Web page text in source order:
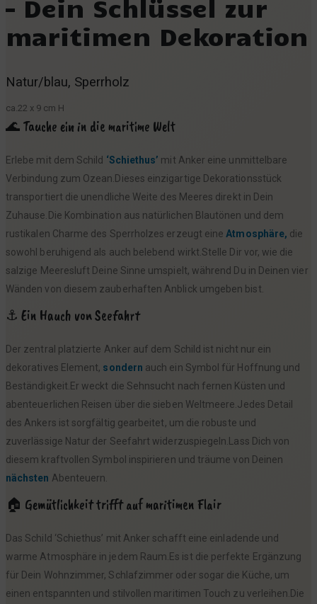
9
– Dein Schlüssel zur
maritimen Dekoration
Natur/blau, Sperrholz
ca.22 x 9 cm H
🌊 Tauche ein in die maritime Welt
Erlebe mit dem Schild ‘Schiethus’ mit Anker eine unmittelbare
Verbindung zum Ozean.Dieses einzigartige Dekorationsstück
transportiert die unendliche Weite des Meeres direkt in Dein
Zuhause.Die Kombination aus natürlichen Blautönen und dem
rustikalen Charme des Sperrholzes erzeugt eineAtmosphäre, die
sowohl beruhigend als auch belebend wirkt.Stelle Dir vor, wie die
salzige Meeresluft Deine Sinne umspielt, während Du in Deinen vier
Wänden von diesem zauberhaften Anblick umgeben bist.
⚓ Ein Hauch von Seefahrt
Der zentral platzierte Anker auf dem Schild ist nicht nur ein
dekoratives Element, sondern auch ein Symbol für Hoffnung und
Beständigkeit.Er weckt die Sehnsucht nach fernen Küsten und
abenteuerlichen Reisen über die sieben Weltmeere.Jedes Detail
des Ankers ist sorgfältig gearbeitet, um die robuste und
zuverlässige Natur der Seefahrt widerzuspiegeln.Lass Dich von
diesem kraftvollen Symbol inspirieren und träume von Deinen
nächsten Abenteuern.
🏠 Gemütlichkeit trifft auf maritimen Flair
Das Schild ‘Schiethus’ mit Anker schafft eine einladende und
warme Atmosphäre in jedem Raum.Es ist die perfekte Ergänzung
für Dein Wohnzimmer, Schlafzimmer oder sogar die Küche, um
einen entspannten und stilvollen maritimen Touch zu verleihen.Die